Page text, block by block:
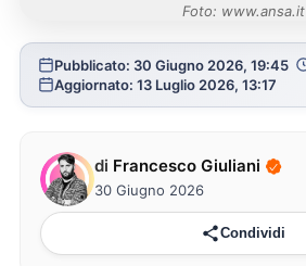
Foto: www.ansa.it
Pubblicato: 30 Giugno 2026, 19:45
Aggiornato: 13 Luglio 2026, 13:17
di Francesco Giuliani
30 Giugno 2026
Condividi